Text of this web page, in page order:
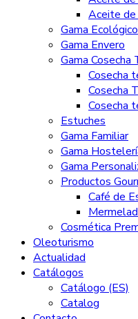
Aceite de
Gama Ecológico
Gama Envero
Gama Cosecha
Cosecha
Cosecha
Cosecha
Estuches
Gama Familiar
Gama
Gama
Productos
Café de
Cosmética
Oleoturismo
Actualidad
Catálogos
Catálogo (ES)
Catalog